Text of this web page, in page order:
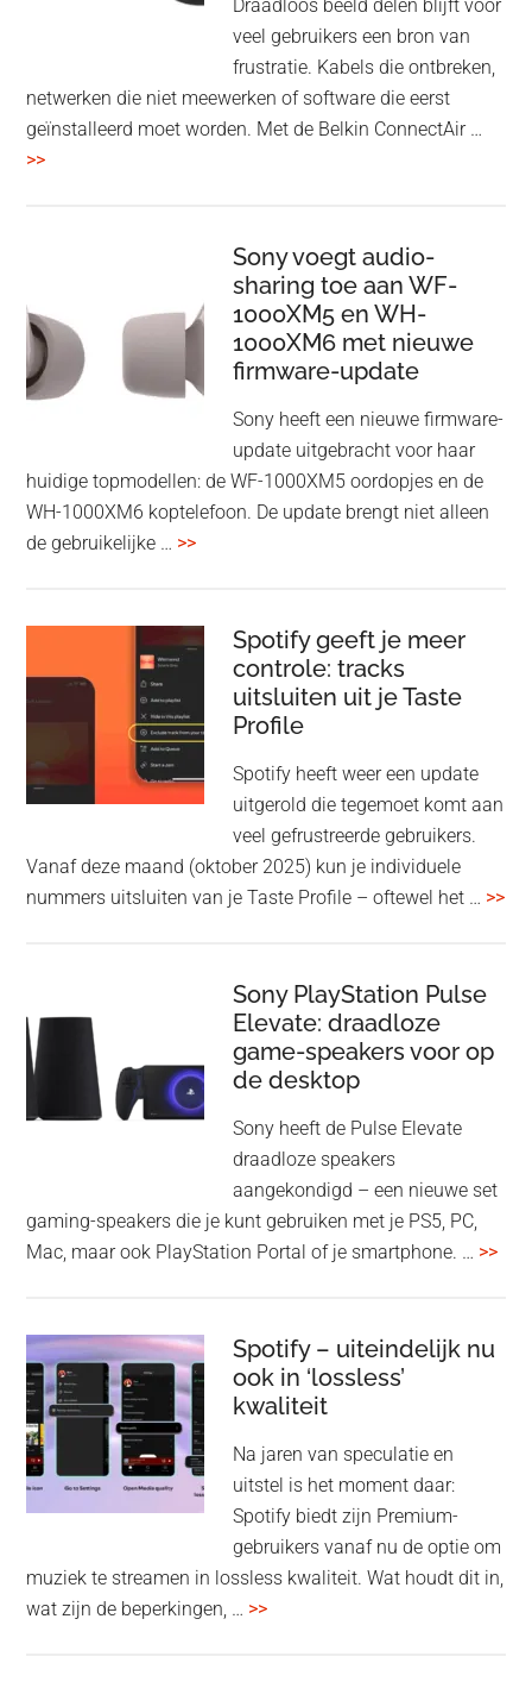
Draadloos beeld delen blijft voor
veel gebruikers een bron van
frustratie. Kabels die ontbreken,
netwerken die niet meewerken of software die eerst
geïnstalleerd moet worden. Met de Belkin ConnectAir …
>>overBelkin
draadloos
presenteren
zonder
Wi-
Sony voegt audio-
sharing toe aan WF-
1000XM5 en WH-
1000XM6 met nieuwe
firmware-update
Sony heeft een nieuwe firmware-
update uitgebracht voor haar
huidige topmodellen: de WF-1000XM5 oordopjes en de
WH-1000XM6 koptelefoon. De update brengt niet alleen
de gebruikelijke … >>overSony
sharing
WF-
en
1000XM6
nieuwe
Spotify geeft je meer
controle: tracks
uitsluiten uit je Taste
Profile
Spotify heeft weer een update
uitgerold die tegemoet komt aan
veel gefrustreerde gebruikers.
Vanaf deze maand (oktober 2025) kun je individuele
nummers uitsluiten van je Taste Profile – oftewel het … >>
Sony PlayStation Pulse
Elevate: draadloze
game-speakers voor op
de desktop
Sony heeft de Pulse Elevate
draadloze speakers
aangekondigd – een nieuwe set
gaming-speakers die je kunt gebruiken met je PS5, PC,
Mac, maar ook PlayStation Portal of je smartphone. … >>
Spotify – uiteindelijk nu
ook in ‘lossless’
kwaliteit
Na jaren van speculatie en
uitstel is het moment daar:
Spotify biedt zijn Premium-
gebruikers vanaf nu de optie om
muziek te streamen in lossless kwaliteit. Wat houdt dit in,
wat zijn de beperkingen, … >>overSpotify